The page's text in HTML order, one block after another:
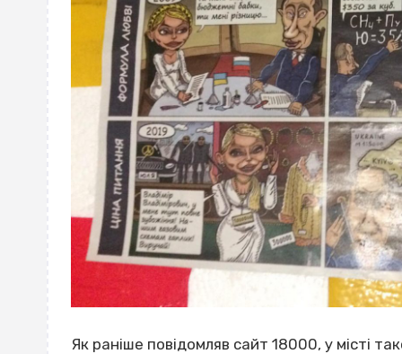
Як раніше повідомляв сайт 18000, у місті